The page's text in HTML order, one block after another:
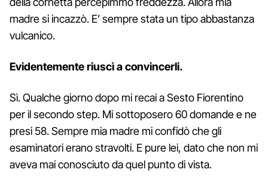
madre si incazzò. E’ sempre stata un tipo abbastanza
vulcanico.
Evidentemente riuscì a convincerli.
Sì. Qualche giorno dopo mi recai a Sesto Fiorentino
per il secondo step. Mi sottoposero 60 domande e ne
presi 58. Sempre mia madre mi confidò che gli
esaminatori erano stravolti. E pure lei, dato che non mi
aveva mai conosciuto da quel punto di vista.